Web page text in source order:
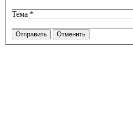
Тема *
Отправить Отменить